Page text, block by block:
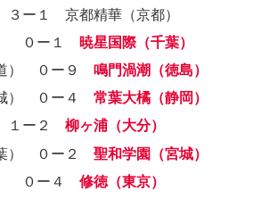
３ー１ 京都精華（京都）
） ０ー１
暁星国際（千葉）
道） ０ー９鳴門渦潮（徳島）
城） ０ー４常葉大橘（静岡）
１ー２柳ヶ浦（大分）
葉） ０ー２聖和学園（宮城）
） ０ー４修徳（東京）